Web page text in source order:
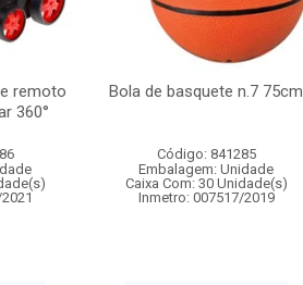
remoto
360°
Bola de basquete n.7 75cm
Código: 841285
Embalagem: Unidade
Caixa Com: 30 Unidade(s)
Inmetro: 007517/2019